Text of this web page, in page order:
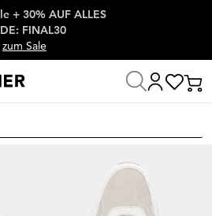
direkt zum Content
+ 30% AUF ALLES
FINAL30
zum Sale